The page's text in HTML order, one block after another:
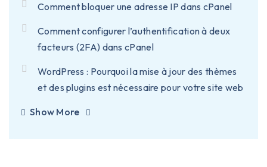
Comment bloquer une adresse IP dans cPanel
Comment configurer l’authentification à deux
facteurs (2FA) dans cPanel
WordPress : Pourquoi la mise à jour des thèmes
et des plugins est nécessaire pour votre site web
Show More